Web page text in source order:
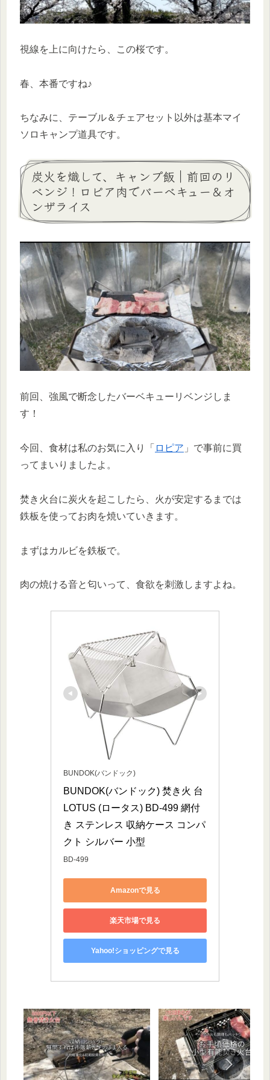
視線を上に向けたら、この桜です。
春、本番ですね♪
ちなみに、テーブル＆チェアセット以外は基本マイ
ソロキャンプ道具です。
炭火を熾して、キャンプ飯｜前回のリ
ベンジ！ロピア肉でバーベキュー＆オ
ンザライス
前回、強風で断念したバーベキューリベンジしま
す！
今回、食材は私のお気に入り「 ロピア 」で事前に買
ってまいりましたよ。
焚き火台に炭火を起こしたら、火が安定するまでは
鉄板を使ってお肉を焼いていきます。
まずはカルビを鉄板で。
肉の焼ける音と匂いって、食欲を刺激しますよね。
BUNDOK(バンドック)
BUNDOK(バンドック) 焚き火 台
LOTUS (ロータス) BD-499 網付
き ステンレス 収納ケース コンパ
クト シルバー 小型
BD-499
Amazonで見る
楽天市場で見る
Yahoo!ショッピングで見る